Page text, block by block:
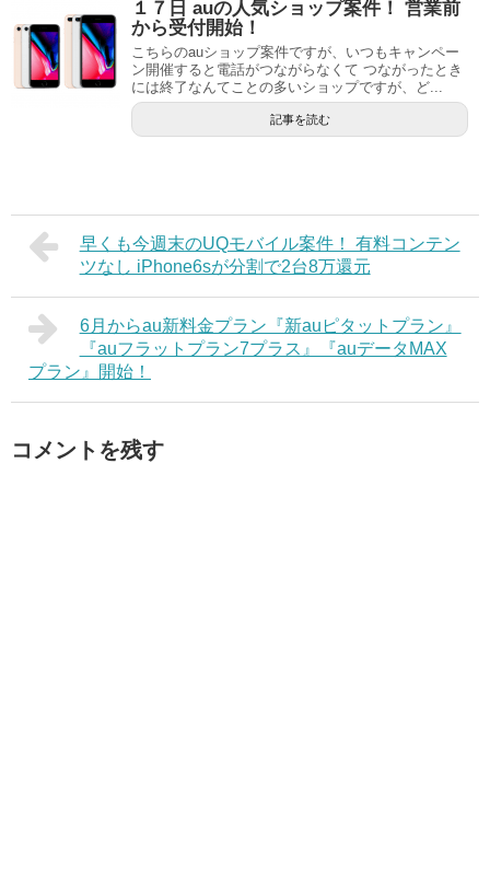
１７日 auの人気ショップ案件！ 営業前
から受付開始！
こちらのauショップ案件ですが、いつもキャンペー
ン開催すると電話がつながらなくて つながったとき
には終了なんてことの多いショップですが、ど...
記事を読む
早くも今週末のUQモバイル案件！ 有料コンテン
ツなし iPhone6sが分割で2台8万還元
6月からau新料金プラン『新auピタットプラン』
『auフラットプラン7プラス』『auデータMAX
プラン』開始！
コメントを残す